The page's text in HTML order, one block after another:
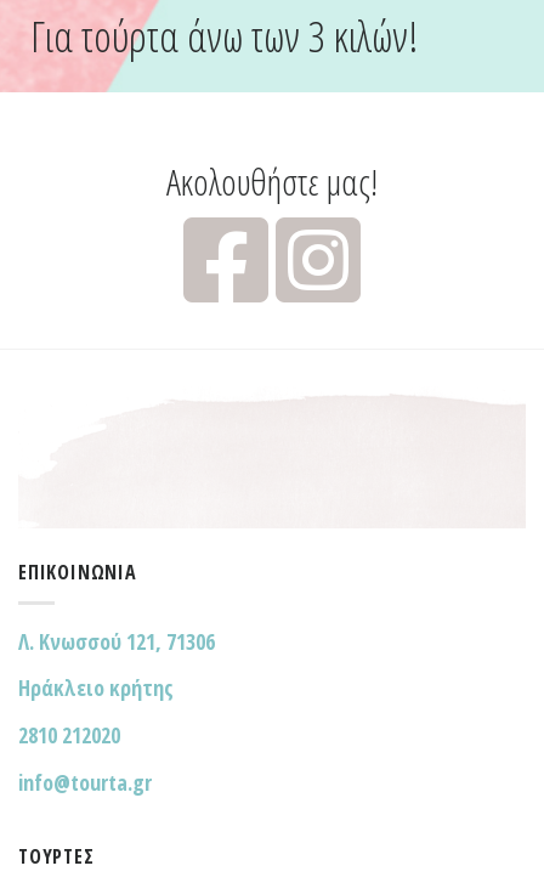
Για τούρτα άνω των 3 κιλών!
Ακολουθήστε μας!
ΕΠΙΚΟΙΝΩΝΊΑ
Λ. Κνωσσού 121, 71306
Ηράκλειο κρήτης
2810 212020
info@tourta.gr
ΤΟΎΡΤΕΣ